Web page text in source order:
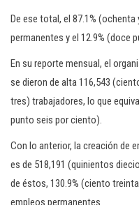
De ese total, el 87.1%
permanentes y el 12.9% (doce
En su reporte mensual, el
se dieron de alta 116,543
tres) trabajadores, lo que
punto seis por ciento).
Con lo anterior, la creación de
es de 518,191 (quinientos
de éstos, 130.9% (ciento
empleos permanentes.